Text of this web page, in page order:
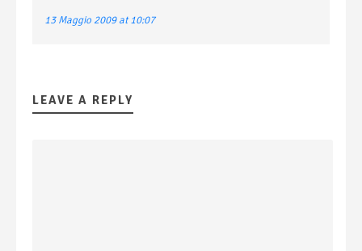
13 Maggio 2009 at 10:07
LEAVE A REPLY